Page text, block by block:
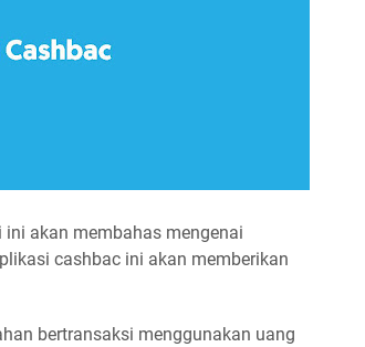
akan membahas mengenai
cashbac ini akan memberikan
bertransaksi menggunakan uang